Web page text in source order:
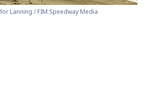
Lanning / FIM Speedway Media